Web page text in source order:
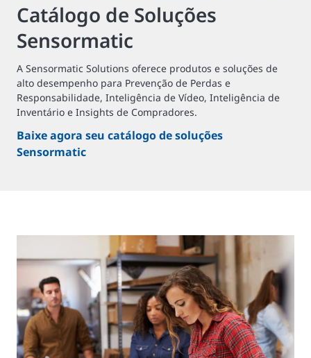
Catálogo de Soluções
Sensormatic
A Sensormatic Solutions oferece produtos e soluções de
alto desempenho para Prevenção de Perdas e
Responsabilidade, Inteligência de Vídeo, Inteligência de
Inventário e Insights de Compradores.
Baixe agora seu catálogo de soluções
Sensormatic